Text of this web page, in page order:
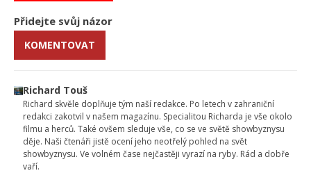
Přidejte svůj názor
KOMENTOVAT
Richard Touš
Richard skvěle doplňuje tým naší redakce. Po letech v zahraniční
redakci zakotvil v našem magazínu. Specialitou Richarda je vše okolo
filmu a herců. Také ovšem sleduje vše, co se ve světě showbyznysu
děje. Naši čtenáři jistě ocení jeho neotřelý pohled na svět
showbyznysu. Ve volném čase nejčastěji vyrazí na ryby. Rád a dobře
vaří.